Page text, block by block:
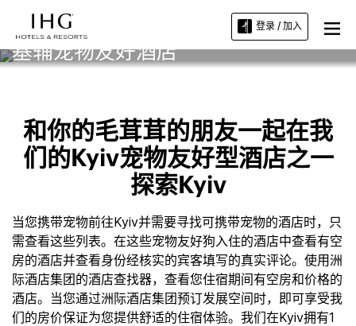
登录 / 加入
基辅宠物友好酒店
和你的毛茸茸的朋友一起在我
们的Kyiv宠物友好型酒店之一
探索Kyiv
当您携带宠物前往Kyiv并需要寻找可携带宠物的酒店时，只
需查看这些列表。在这些宠物友好狗入住的酒店中查看有空
房的酒店并查看身份经核实的宾客填写的真实评论。使用洲
际酒店集团的酒店查找器，查看您住宿期间有空房和价格的
酒店。当您通过洲际酒店集团预订发展空间时，即可享受我
们的房价保证为您提供舒适的住宿体验。我们在Kyiv拥有1